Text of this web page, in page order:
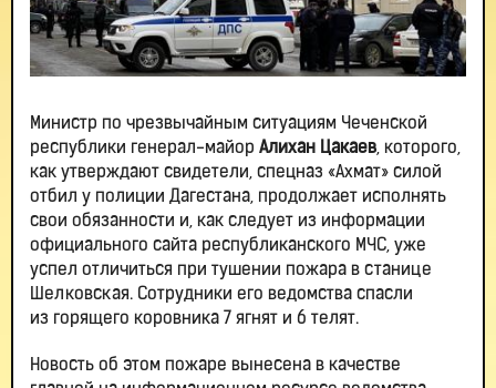
Министр по чрезвычайным ситуациям Чеченской
республики генерал-майор Алихан Цакаев, которого,
как утверждают свидетели, спецназ «Ахмат» силой
отбил у полиции Дагестана, продолжает исполнять
свои обязанности и, как следует из информации
официального сайта республиканского МЧС, уже
успел отличиться при тушении пожара в станице
Шелковская. Сотрудники его ведомства спасли
из горящего коровника 7 ягнят и 6 телят.
Новость об этом пожаре вынесена в качестве